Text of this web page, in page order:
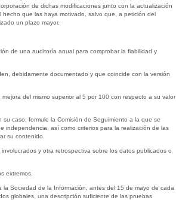
de dichas modificaciones junto con la actualización
que las haya motivado, salvo que, a petición del
un plazo mayor.
de una auditoría anual para comprobar la fiabilidad y
debidamente documentado y que coincide con la versión
del mismo superior al 5 por 100 con respecto a su valor
caso, formule la Comisión de Seguimiento a la que se
independencia, así como criterios para la realización de las
su contenido.
y otra retrospectiva sobre los datos publicados o
extremos.
Sociedad de la Información, antes del 15 de mayo de cada
globales, una descripción suficiente de las pruebas